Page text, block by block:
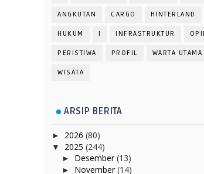
ANGKUTAN CARGO HINTERLAND
HUKUM I INFRASTRUKTUR
PERISTIWA PROFIL WARTA UTAMA
WISATA
ARSIP BERITA
► 2026 (80)
▼ 2025 (244)
► Desember(13)
► November(14)